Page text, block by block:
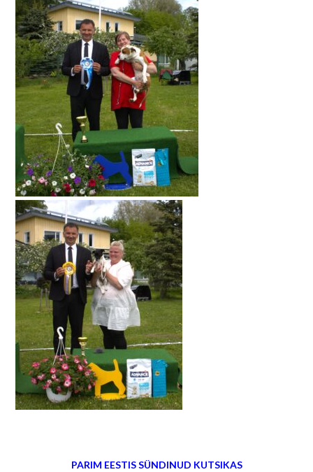
PARIM EESTIS SÜNDINUD KUTSIKAS